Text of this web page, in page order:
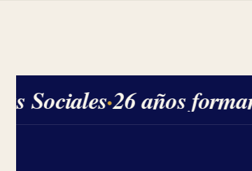
Sociales·26 años